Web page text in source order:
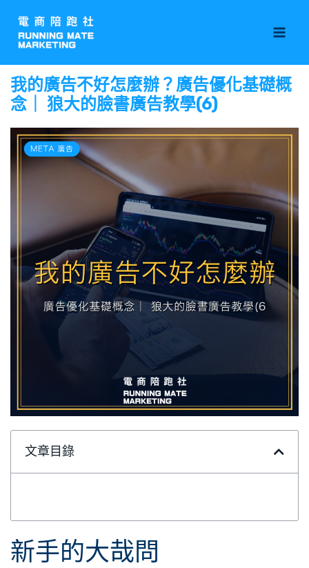
要
我的廣告不好怎麼辦？廣告優化基礎概
念｜ 狼大的臉書廣告教學(6)
文章目錄
新手的大哉問